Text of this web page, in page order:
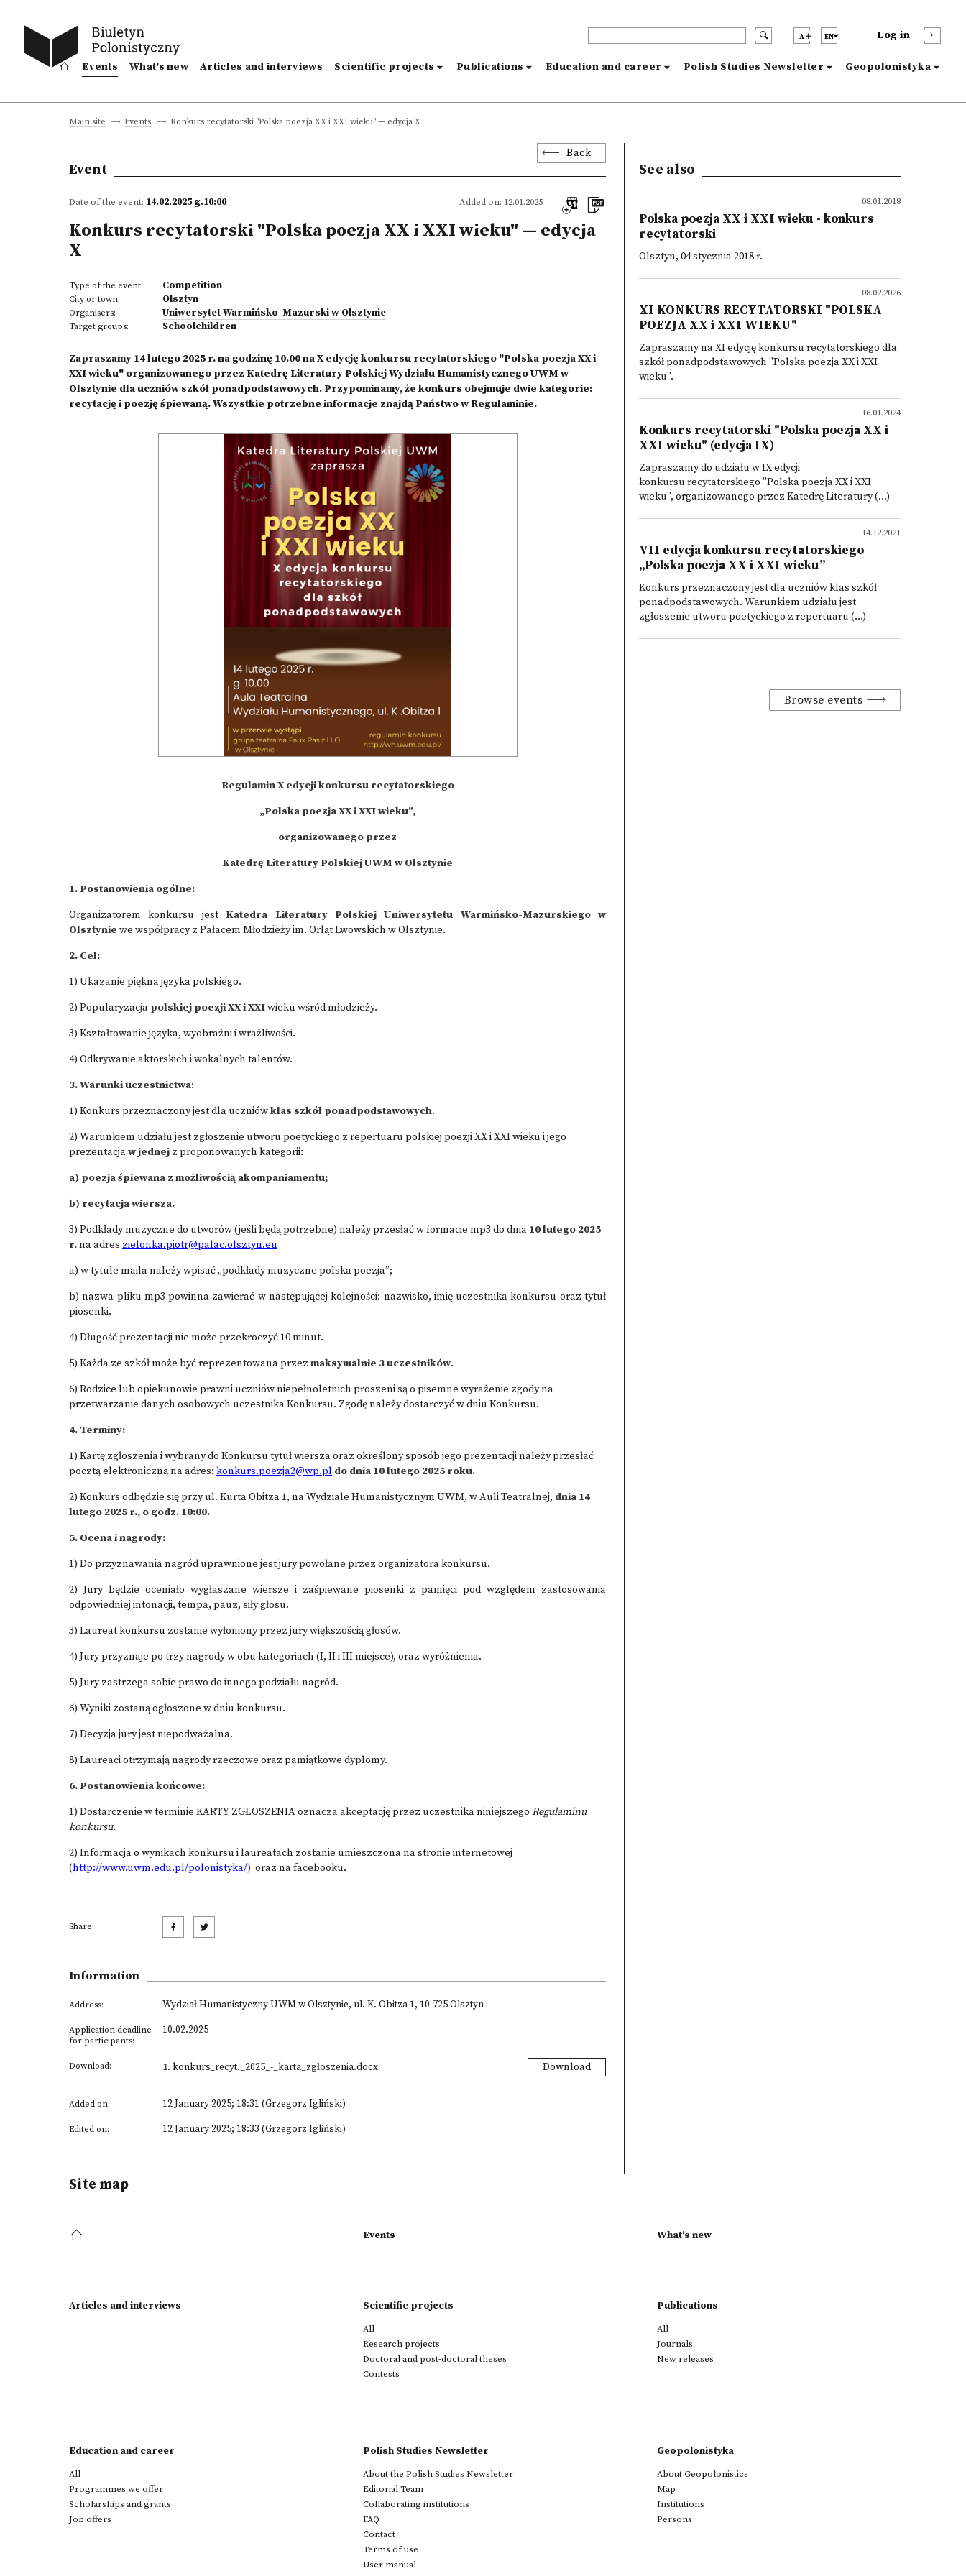
A EN Log in
Events What's new Articles and interviews Scientific projects Publications Education and career Polish Studies Newsletter Geopolonistyka
Main site Events Konkurs recytatorski "Polska poezja XX i XXI wieku" — edycja X
Back
Event
Date of the event: 14.02.2025 g.10:00 Added on: 12.01.2025
Konkurs recytatorski "Polska poezja XX i XXI wieku" — edycja
X
Type of the event: Competition
City or town: Olsztyn
Organisers: Uniwersytet Warmińsko-Mazurski w Olsztynie
Target groups: Schoolchildren
Zapraszamy 14 lutego 2025 r. na godzinę 10.00 na X edycję konkursu recytatorskiego "Polska poezja XX i
XXI wieku" organizowanego przez Katedrę Literatury Polskiej Wydziału Humanistycznego UWM w
Olsztynie dla uczniów szkół ponadpodstawowych. Przypominamy, że konkurs obejmuje dwie kategorie:
recytację i poezję śpiewaną. Wszystkie potrzebne informacje znajdą Państwo w Regulaminie.
Regulamin X edycji konkursu recytatorskiego
„Polska poezja XX i XXI wieku”,
organizowanego przez
Katedrę Literatury Polskiej UWM w Olsztynie
1. Postanowienia ogólne:
Organizatorem konkursu jest Katedra Literatury Polskiej Uniwersytetu Warmińsko-Mazurskiego w
Olsztynie we współpracy z Pałacem Młodzieży im. Orląt Lwowskich w Olsztynie.
2. Cel:
1) Ukazanie piękna języka polskiego.
2) Popularyzacja polskiej poezji XX i XXIwieku wśród młodzieży.
3) Kształtowanie języka, wyobraźni i wrażliwości.
4) Odkrywanie aktorskich i wokalnych talentów.
3. Warunki uczestnictwa:
1) Konkurs przeznaczony jest dla uczniówklas szkół ponadpodstawowych.
2) Warunkiem udziału jest zgłoszenie utworu poetyckiego z repertuaru polskiej poezji XX i XXI wieku i jego
prezentacjaw jednej z proponowanych kategorii:
a) poezja śpiewana z możliwością akompaniamentu;
b) recytacja wiersza.
3) Podkłady muzyczne do utworów (jeśli będą potrzebne) należy przesłać w formacie mp3 do dnia 10 lutego 2025
r.na adres zielonka.piotr@palac.olsztyn.eu
a) w tytule maila należy wpisać „podkłady muzyczne polska poezja”;
b) nazwa pliku mp3 powinna zawierać w następującej kolejności: nazwisko, imię uczestnika konkursu oraz tytuł
piosenki.
4) Długość prezentacji nie może przekroczyć 10 minut.
5) Każda ze szkół może być reprezentowana przez maksymalnie 3 uczestników.
6) Rodzice lub opiekunowie prawni uczniów niepełnoletnich proszeni są o pisemne wyrażenie zgody na
przetwarzanie danych osobowych uczestnika Konkursu. Zgodę należy dostarczyć w dniu Konkursu.
4. Terminy:
1) Kartę zgłoszenia i wybrany do Konkursu tytuł wiersza oraz określony sposób jego prezentacji należy przesłać
pocztą elektroniczną na adres: konkurs.poezja2@wp.pl do dnia 10 lutego 2025 roku.
2) Konkurs odbędzie się przy ul. Kurta Obitza 1, na Wydziale Humanistycznym UWM, w Auli Teatralnej, dnia 14
lutego 2025 r., o godz. 10:00.
5. Ocena i nagrody:
1) Do przyznawania nagród uprawnione jest jury powołane przez organizatora konkursu.
2) Jury będzie oceniało wygłaszane wiersze i zaśpiewane piosenki z pamięci pod względem zastosowania
odpowiedniej intonacji, tempa, pauz, siły głosu.
3) Laureat konkursu zostanie wyłoniony przez jury większością głosów.
4) Jury przyznaje po trzy nagrody w obu kategoriach (I, II i III miejsce), oraz wyróżnienia.
5) Jury zastrzega sobie prawo do innego podziału nagród.
6) Wyniki zostaną ogłoszone w dniu konkursu.
7) Decyzja jury jest niepodważalna.
8) Laureaci otrzymają nagrody rzeczowe oraz pamiątkowe dyplomy.
6. Postanowienia końcowe:
1) Dostarczenie w terminie KARTY ZGŁOSZENIA oznacza akceptację przez uczestnika niniejszego Regulaminu
konkursu.
2) Informacja o wynikach konkursu i laureatach zostanie umieszczona na stronie internetowej
(http://www.uwm.edu.pl/polonistyka/) oraz na facebooku.
Share:
Information
Address: Wydział Humanistyczny UWM w Olsztynie, ul. K. Obitza 1, 10-725 Olsztyn
Application deadline
for participants:
10.02.2025
Download: 1. konkurs_recyt._2025_-_karta_zgłoszenia.docx Download
Added on: 12 January 2025; 18:31 (Grzegorz Igliński)
Edited on: 12 January 2025; 18:33 (Grzegorz Igliński)
See also
08.01.2018
Polska poezja XX i XXI wieku - konkurs
recytatorski
Olsztyn, 04 stycznia 2018 r.
08.02.2026
XI KONKURS RECYTATORSKI "POLSKA
POEZJA XX i XXI WIEKU"
Zapraszamy na XI edycję konkursu recytatorskiego dla
szkół ponadpodstawowych "Polska poezja XX i XXI
wieku".
16.01.2024
Konkurs recytatorski "Polska poezja XX i
XXI wieku" (edycja IX)
Zapraszamy do udziału w IX edycji
konkursu recytatorskiego "Polska poezja XX i XXI
wieku", organizowanego przez Katedrę Literatury (...)
14.12.2021
VII edycja konkursu recytatorskiego
„Polska poezja XX i XXI wieku”
Konkurs przeznaczony jest dla uczniów klas szkół
ponadpodstawowych. Warunkiem udziału jest
zgłoszenie utworu poetyckiego z repertuaru (...)
Browse events
Site map
Events What's new
Articles and interviews Scientific projects
All
Research projects
Doctoral and post-doctoral theses
Contests
Publications
All
Journals
New releases
Education and career
All
Programmes we offer
Scholarships and grants
Job offers
Polish Studies Newsletter
About the Polish Studies Newsletter
Editorial Team
Collaborating institutions
FAQ
Contact
Terms of use
User manual
Geopolonistyka
About Geopolonistics
Map
Institutions
Persons